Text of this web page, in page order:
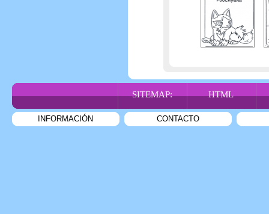
SITEMAP: HTML
INFORMACIÓN CONTACTO